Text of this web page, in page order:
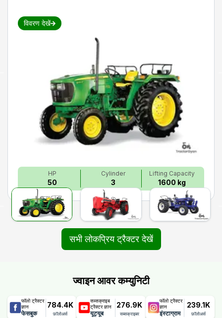
विवरण देखें
HP
50
Cylinder
3
Lifting Capacity
1600 kg
सभी लोकप्रिय ट्रैक्टर देखें
ज्वाइन आवर कम्युनिटी
फॉलो ट्रैक्टर
ज्ञान
फेसबुक
784.4K
फ़ॉलोअर्स
सब्सक्राइब
ट्रैक्टर ज्ञान
यूट्यूब
276.9K
सब्सक्राइबर
फॉलो ट्रैक्टर
ज्ञान
इंस्टाग्राम
239.1K
फ़ॉलोअर्स